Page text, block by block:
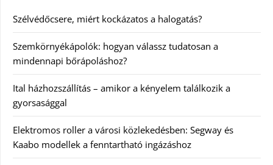
Szélvédőcsere, miért kockázatos a halogatás?
Szemkörnyékápolók: hogyan válassz tudatosan a
mindennapi bőrápoláshoz?
Ital házhozszállítás – amikor a kényelem találkozik a
gyorsasággal
Elektromos roller a városi közlekedésben: Segway és
Kaabo modellek a fenntartható ingázáshoz